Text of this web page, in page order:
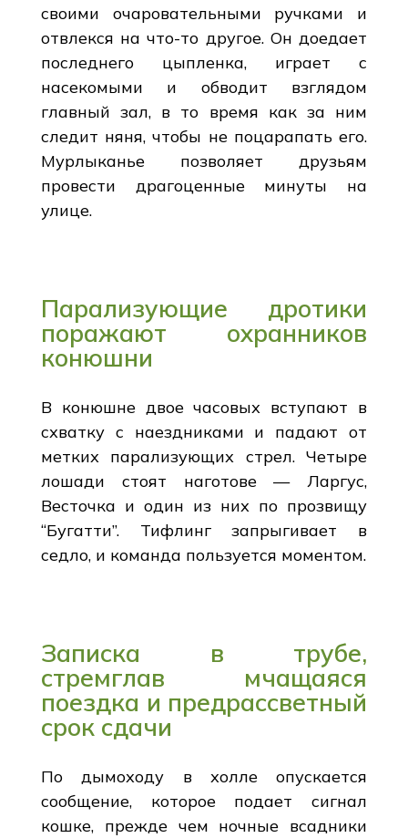
своими очаровательными ручками и
отвлекся на что-то другое. Он доедает
последнего цыпленка, играет с
насекомыми и обводит взглядом
главный зал, в то время как за ним
следит няня, чтобы не поцарапать его.
Мурлыканье позволяет друзьям
провести драгоценные минуты на
улице.
Парализующие дротики
поражают охранников
конюшни
В конюшне двое часовых вступают в
схватку с наездниками и падают от
метких парализующих стрел. Четыре
лошади стоят наготове — Ларгус,
Весточка и один из них по прозвищу
“Бугатти”. Тифлинг запрыгивает в
седло, и команда пользуется моментом.
Записка в трубе,
стремглав мчащаяся
поездка и предрассветный
срок сдачи
По дымоходу в холле опускается
сообщение, которое подает сигнал
кошке, прежде чем ночные всадники